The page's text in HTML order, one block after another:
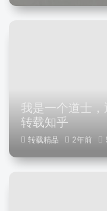
我是一个道士
转载知乎
转载精品 2年前